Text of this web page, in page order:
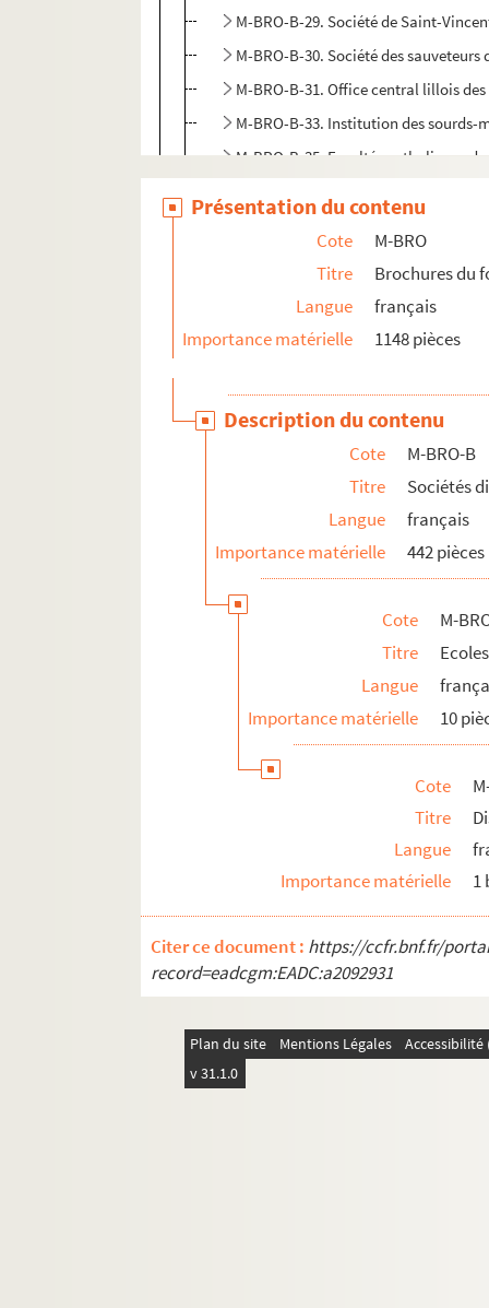
M-BRO-B-29. Société de Saint-
M-BRO-B-30. Société des sauveteurs
M-BRO-B-31. Office central lillois
M-BRO-B-33. Institution des sourds-
M-BRO-B-35. Facultés catholiques
M-BRO-D. Société scientifiques et
M-BRO-E. Travaux municipaux et
M-DOC. Documents du fonds Mahieu
Présentation du contenu
Cote
M-BRO
Titre
Brochures du
Langue
français
Importance matérielle
1148 pièces
Description du contenu
Cote
M-BRO-B
Titre
Sociétés
Langue
français
Importance matérielle
442 pièces
Cote
M-
Titre
Langue
Importance matérielle
10
Cote
Titre
Langue
Importance matérielle
1
Citer ce document : https://ccfr.bnf.fr/
record=eadcgm:EADC:a2092931
Plan du site Mentions Légales
v 31.1.0